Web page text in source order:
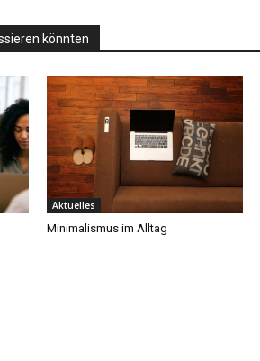
könnten
Aktuelles
Minimalismus im Alltag